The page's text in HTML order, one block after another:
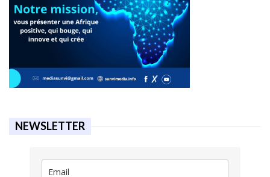
NEWSLETTER